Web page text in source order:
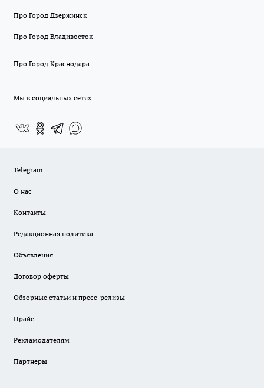
Про Город Дзержинск
Про Город Владивосток
Про Город Краснодара
Мы в социальных сетях
Telegram
О нас
Контакты
Редакционная политика
Объявления
Договор оферты
Обзорные статьи и пресс-релизы
Прайс
Рекламодателям
Партнеры